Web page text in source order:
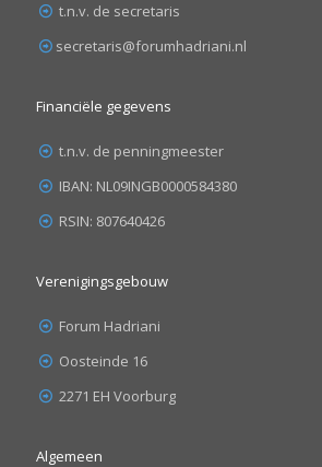
t.n.v. de secretaris
secretaris@forumhadriani.nl
Financiële gegevens
t.n.v. de penningmeester
IBAN: NL09INGB0000584380
RSIN: 807640426
Verenigingsgebouw
Forum Hadriani
Oosteinde 16
2271 EH Voorburg
Algemeen